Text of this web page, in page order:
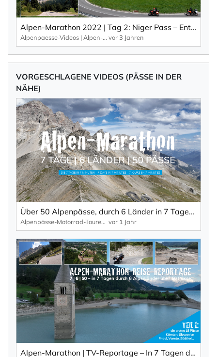
Alpen-Marathon 2022 | Tag 2: Niger Pass – Entspanntes Cruisen mit grandiosen Weitsichten. Impressionen aus: 7 Tage | 6 Länder | 50 Pässe.
Alpenpaesse-Videos | Alpen-Marathon vor 3 Jahren
VORGESCHLAGENE VIDEOS (PÄSSE IN DER
NÄHE)
Über 50 Alpenpässe, durch 6 Länder in 7 Tagen – die ultimative Alpenpässe-Tour in 7 Minuten.
Alpenpässe-Motorrad-Touren: Alpen-Marathon, die TV-Reportagen vor 1 Jahr
Alpen-Marathon | TV-Reportage – In 7 Tagen durch 6 Länder über 50 Pässe (Teil 1)
NEWSLETTER ABONNIEREN ×
Vorname
Nachname
Ihre E-Mail-Adresse